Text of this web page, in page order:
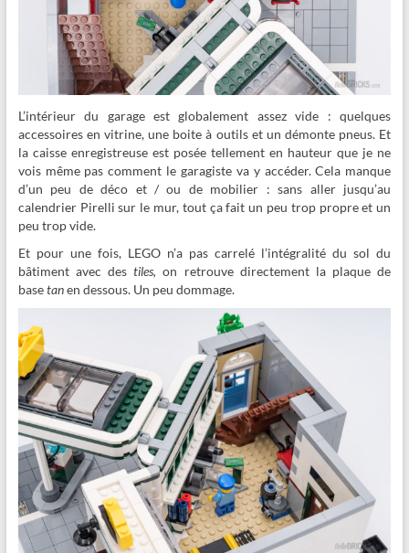
L’intérieur du garage est globalement assez vide : quelques
accessoires en vitrine, une boite à outils et un démonte pneus. Et
la caisse enregistreuse est posée tellement en hauteur que je ne
vois même pas comment le garagiste va y accéder. Cela manque
d’un peu de déco et / ou de mobilier : sans aller jusqu’au
calendrier Pirelli sur le mur, tout ça fait un peu trop propre et un
peu trop vide.
Et pour une fois, LEGO n’a pas carrelé l’intégralité du sol du
bâtiment avec destiles, on retrouve directement la plaque de
basetanen dessous. Un peu dommage.